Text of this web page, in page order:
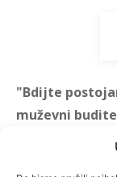
"Bdijte
muževni